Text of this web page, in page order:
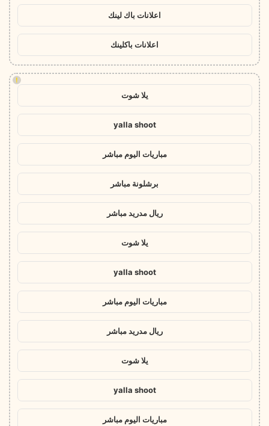
اعلانات باك لينك
اعلانات باكلينك
!
يلا شوت
yalla shoot
مباريات اليوم مباشر
برشلونة مباشر
ريال مدريد مباشر
يلا شوت
yalla shoot
مباريات اليوم مباشر
ريال مدريد مباشر
يلا شوت
yalla shoot
مباريات اليوم مباشر